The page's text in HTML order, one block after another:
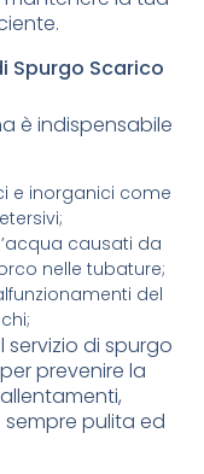
Spurgo Scarico
è indispensabile
e inorganici come
causati da
nelle tubature;
del
servizio di spurgo
prevenire la
pulita ed